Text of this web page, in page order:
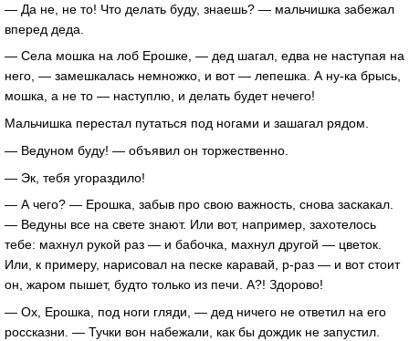
— Да не, не то! Что делать буду, знаешь? — мальчишка забежал
вперед деда.
— Села мошка на лоб Ерошке, — дед шагал, едва не наступая на
него, — замешкалась немножко, и вот — лепешка. А ну-ка брысь,
мошка, а не то — наступлю, и делать будет нечего!
Мальчишка перестал путаться под ногами и зашагал рядом.
— Ведуном буду! — объявил он торжественно.
— Эк, тебя угораздило!
— А чего? — Ерошка, забыв про свою важность, снова заскакал.
— Ведуны все на свете знают. Или вот, например, захотелось
тебе: махнул рукой раз — и бабочка, махнул другой — цветок.
Или, к примеру, нарисовал на песке каравай, р-раз — и вот стоит
он, жаром пышет, будто только из печи. А?! Здорово!
— Ох, Ерошка, под ноги гляди, — дед ничего не ответил на его
россказни. — Тучки вон набежали, как бы дождик не запустил.